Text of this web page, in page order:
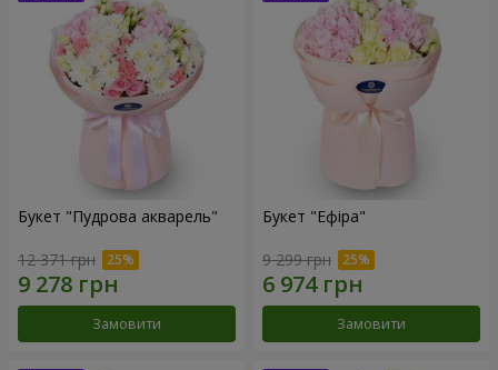
Букет "Пудрова акварель"
12 371 грн
Замовити
Букет "Ефіра"
9 299 грн
Замовити